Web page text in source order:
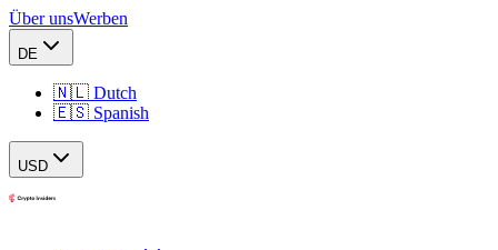
Über unsWerben
DE
🇳🇱 Dutch
🇪🇸 Spanish
USD